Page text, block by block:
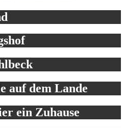
auf dem Lande
ein Zuhause